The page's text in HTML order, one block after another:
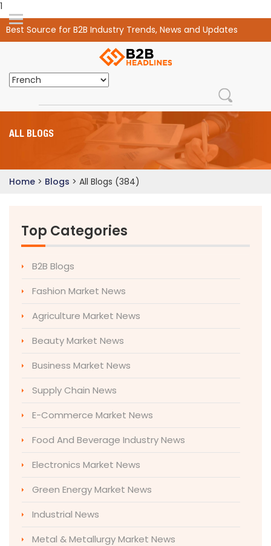
1
Best Source for B2B Industry Trends, News and Updates
ALL BLOGS
Home > Blogs > All Blogs (384)
Top Categories
B2B Blogs
Fashion Market News
Agriculture Market News
Beauty Market News
Business Market News
Supply Chain News
E-Commerce Market News
Food And Beverage Industry News
Electronics Market News
Green Energy Market News
Industrial News
Metal & Metallurgy Market News